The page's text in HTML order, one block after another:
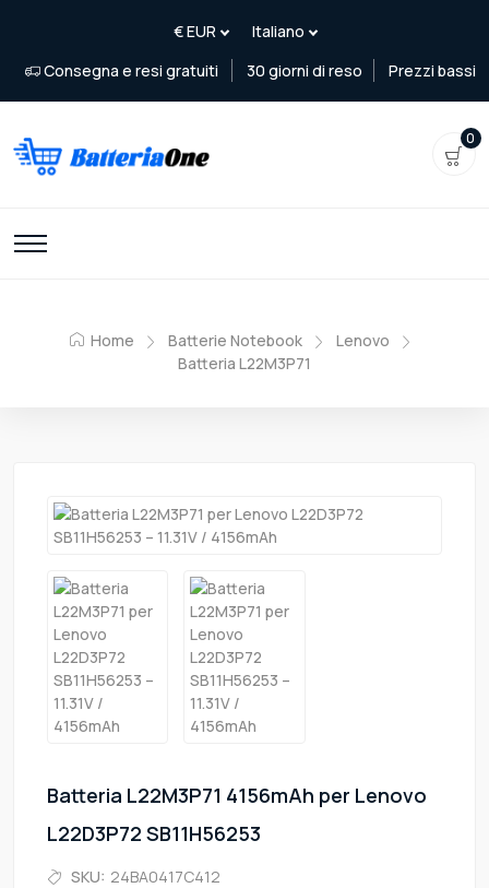
Consegna e resi gratuiti 30 giorni di reso Prezzi bassi
0
Home Batterie Notebook
Lenovo
Batteria L22M3P71
Batteria L22M3P71 4156mAh per Lenovo
L22D3P72 SB11H56253
SKU: 24BA0417C412